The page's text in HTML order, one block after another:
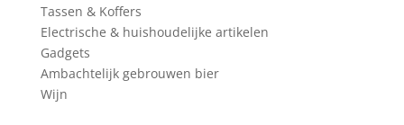
Tassen & Koffers
Electrische & huishoudelijke artikelen
Gadgets
Ambachtelijk gebrouwen bier
Wijn